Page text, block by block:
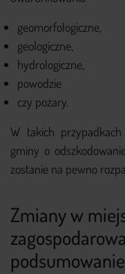
geomorfologiczne,
geologiczne,
hydrologiczne,
powodzie
czy pożary.
W takich
gminy o
zostanie na pewno
Zmiany w
podsumowanie